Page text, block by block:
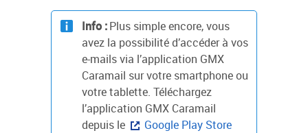
Info :Plus simple encore, vous
avez la possibilité d’accéder à vos
e-mails via l’application GMX
Caramail sur votre smartphone ou
votre tablette. Téléchargez
l’application GMX Caramail
depuis le
Google Play Store